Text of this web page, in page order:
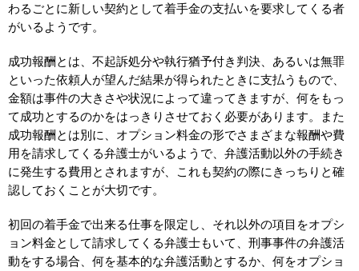
わるごとに新しい契約として着手金の支払いを要求してくる者
がいるようです。
成功報酬とは、不起訴処分や執行猶予付き判決、あるいは無罪
といった依頼人が望んだ結果が得られたときに支払うもので、
金額は事件の大きさや状況によって違ってきますが、何をもっ
て成功とするのかをはっきりさせておく必要があります。また
成功報酬とは別に、オプション料金の形でさまざまな報酬や費
用を請求してくる弁護士がいるようで、弁護活動以外の手続き
に発生する費用とされますが、これも契約の際にきっちりと確
認しておくことが大切です。
初回の着手金で出来る仕事を限定し、それ以外の項目をオプシ
ョン料金として請求してくる弁護士もいて、刑事事件の弁護活
動をする場合、何を基本的な弁護活動とするか、何をオプショ